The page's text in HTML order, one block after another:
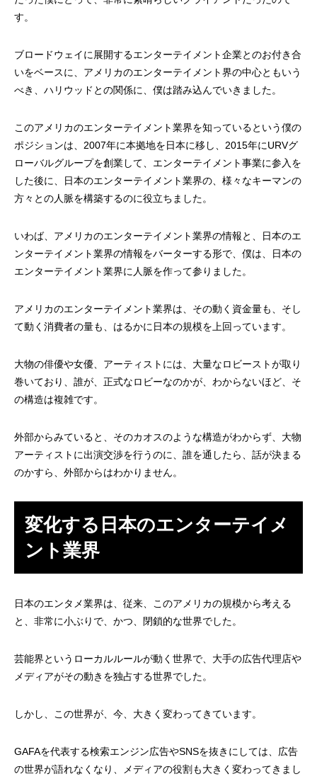
す。
ブロードウェイに展開するエンターテイメント企業とのお付き合
いをベースに、アメリカのエンターテイメント界の中心ともいう
べき、ハリウッドとの関係に、僕は踏み込んでいきました。
このアメリカのエンターテイメント業界を知っているという僕の
ポジションは、2007年に本拠地を日本に移し、2015年にURVグ
ローバルグループを創業して、エンターテイメント事業に参入を
した後に、日本のエンターテイメント業界の、様々なキーマンの
方々との人脈を構築するのに役立ちました。
いわば、アメリカのエンターテイメント業界の情報と、日本のエ
ンターテイメント業界の情報をバーターする形で、僕は、日本の
エンターテイメント業界に人脈を作って参りました。
アメリカのエンターテイメント業界は、その動く資金量も、そし
て動く消費者の量も、はるかに日本の規模を上回っています。
大物の俳優や女優、アーティストには、大量なロビーストが取り
巻いており、誰が、正式なロビーなのかが、わからないほど、そ
の構造は複雑です。
外部からみていると、そのカオスのような構造がわからず、大物
アーティストに出演交渉を行うのに、誰を通したら、話が決まる
のかすら、外部からはわかりません。
変化する日本のエンターテイメ
ント業界
日本のエンタメ業界は、従来、このアメリカの規模から考える
と、非常に小ぶりで、かつ、閉鎖的な世界でした。
芸能界というローカルルールが動く世界で、大手の広告代理店や
メディアがその動きを独占する世界でした。
しかし、この世界が、今、大きく変わってきています。
GAFAを代表する検索エンジン広告やSNSを抜きにしては、広告
の世界が語れなくなり、メディアの役割も大きく変わってきまし